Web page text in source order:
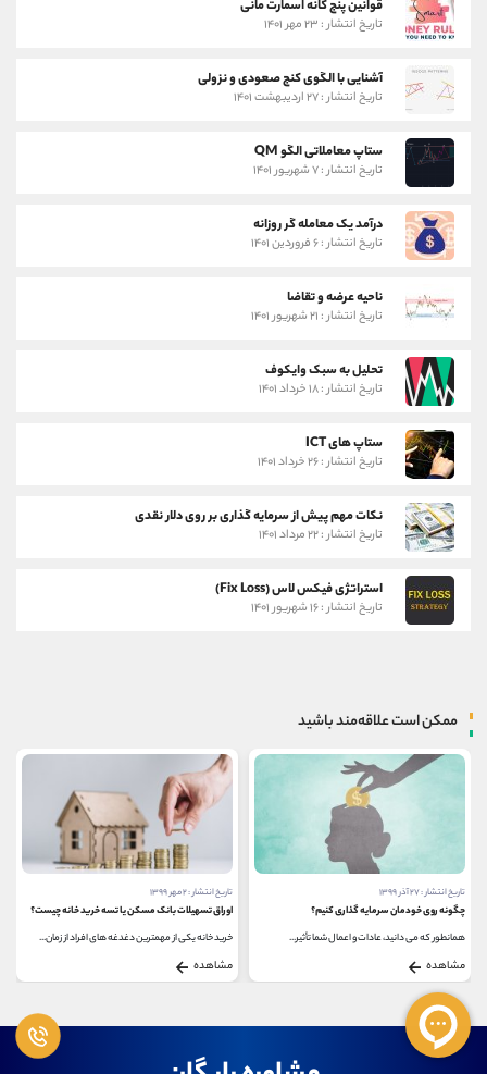
قوانین پنج گانه اسمارت مانی
تاریخ انتشار : ۲۳ مهر ۱۴۰۱
آشنایی با الگوی کنج صعودی و نزولی
تاریخ انتشار : ۲۷ اردیبهشت ۱۴۰۱
ستاپ معاملاتی الگو QM
تاریخ انتشار : ۷ شهریور ۱۴۰۱
درآمد یک معامله گر روزانه
تاریخ انتشار : ۶ فروردین ۱۴۰۱
ناحیه عرضه و تقاضا
تاریخ انتشار : ۲۱ شهریور ۱۴۰۱
تحلیل به سبک وایکوف
تاریخ انتشار : ۱۸ خرداد ۱۴۰۱
ستاپ های ICT
تاریخ انتشار : ۲۶ خرداد ۱۴۰۱
نکات مهم پیش از سرمایه گذاری بر روی دلار نقدی
تاریخ انتشار : ۲۲ مرداد ۱۴۰۱
استراتژی فیکس لاس (Fix Loss)
تاریخ انتشار : ۱۶ شهریور ۱۴۰۱
ممکن است علاقه‌مند باشید
تاریخ انتشار : ۲ مهر ۱۳۹۹
اوراق تسهیلات بانک مسکن یا تسه خرید خانه چیست؟
خرید خانه یکی از مهمترین دغدغه های افراد از زمان...
مشاهده
تاریخ انتشار : ۲۳ آذر ۱۳۹۹
تفاوت پس انداز و سرمایه گذاری
پس انداز و سرمایه گذاری هر دو مفاهیم مهمی برای...
مشاهده